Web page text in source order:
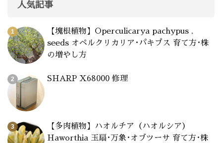
人気記事
【塊根植物】Operculicarya pachypus ,
seeds オペルクリカリア･パキプス 育て方･株
の増やし方
SHARP X68000 修理
【多肉植物】ハオルチア（ハオルシア）
Haworthia 玉扇･万象･オブツーサ 育て方･株